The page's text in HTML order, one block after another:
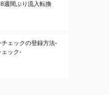
間ぶり流入転換
チェックの登録方法-
ェック-